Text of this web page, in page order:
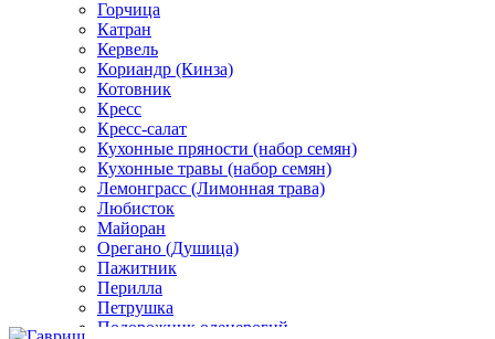
Горчица
Катран
Кервель
Кориандр (Кинза)
Котовник
Кресс
Кресс-салат
Кухонные пряности (набор семян)
Кухонные травы (набор семян)
Лемонграсс (Лимонная трава)
Любисток
Майоран
Орегано (Душица)
Пажитник
Перилла
Петрушка
Подорожник оленерогий